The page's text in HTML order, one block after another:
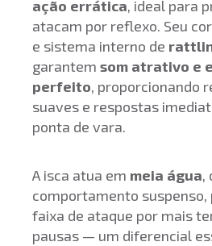
ação errática, ideal para
atacam por reflexo. Seu
e sistema interno de
garantem som atrativo e
perfeito, proporcionando
suaves e respostas
ponta de vara.
A isca atua em meia água,
comportamento suspenso,
faixa de ataque por mais
pausas — um diferencial